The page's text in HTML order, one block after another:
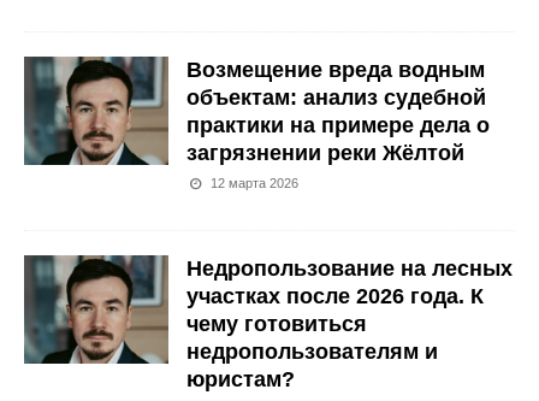
Возмещение вреда водным
объектам: анализ судебной
практики на примере дела о
загрязнении реки Жёлтой
12 марта 2026
Недропользование на лесных
участках после 2026 года. К
чему готовиться
недропользователям и
юристам?